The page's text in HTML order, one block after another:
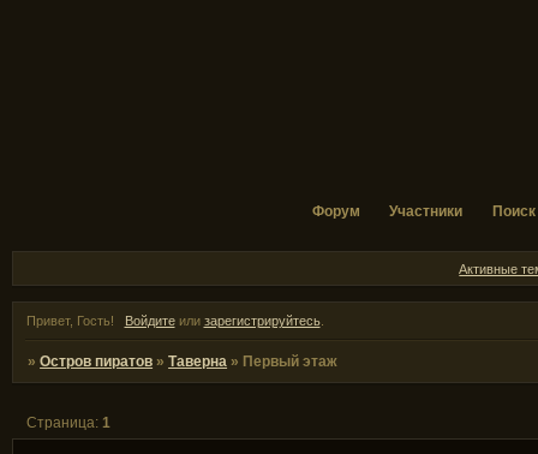
Форум Участники Поиск
Активные
Привет, Гость! Войдитеили зарегистрируйтесь.
»Остров пиратов »Таверна » Первый этаж
Страница:1